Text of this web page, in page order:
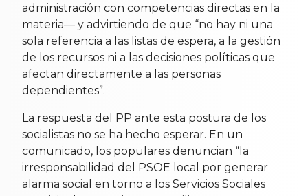
administración con competencias directas en la
materia— y advirtiendo de que “no hay ni una
sola referencia a las listas de espera, a la gestión
de los recursos ni a las decisiones políticas que
afectan directamente a las personas
dependientes”.
La respuesta del PP ante esta postura de los
socialistas no se ha hecho esperar. En un
comunicado, los populares denuncian “la
irresponsabilidad del PSOE local por generar
alarma social en torno a los Servicios Sociales